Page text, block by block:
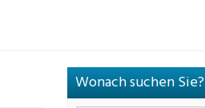
Wonach suchen Sie?